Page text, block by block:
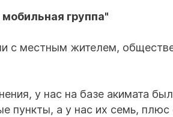
группа"
с местным жителем,
у нас на базе акимата
пункты, а у нас их семь, плюс